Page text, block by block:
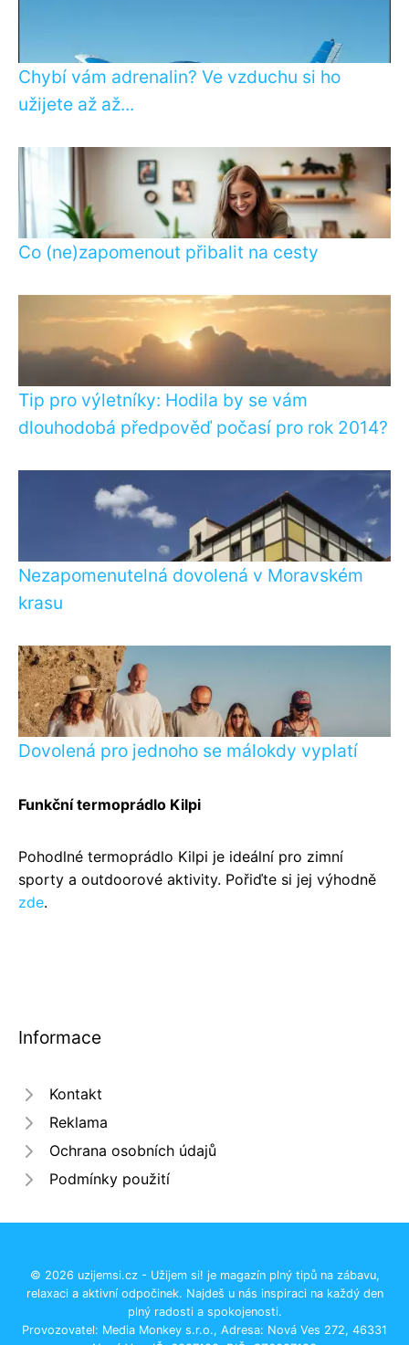
Chybí vám adrenalin? Ve vzduchu si ho
užijete až až...
Co (ne)zapomenout přibalit na cesty
Tip pro výletníky: Hodila by se vám
dlouhodobá předpověď počasí pro rok 2014?
Nezapomenutelná dovolená v Moravském
krasu
Dovolená pro jednoho se málokdy vyplatí
Funkční termoprádlo Kilpi
Pohodlné termoprádlo Kilpi je ideální pro zimní
sporty a outdoorové aktivity. Pořiďte si jej výhodně
zde.
Informace
Kontakt
Reklama
Ochrana osobních údajů
Podmínky použití
© 2026 uzijemsi.cz - Užijem si! je magazín plný tipů na zábavu,
relaxaci a aktivní odpočinek. Najdeš u nás inspiraci na každý den
plný radosti a spokojenosti.
Provozovatel: Media Monkey s.r.o., Adresa: Nová Ves 272, 46331